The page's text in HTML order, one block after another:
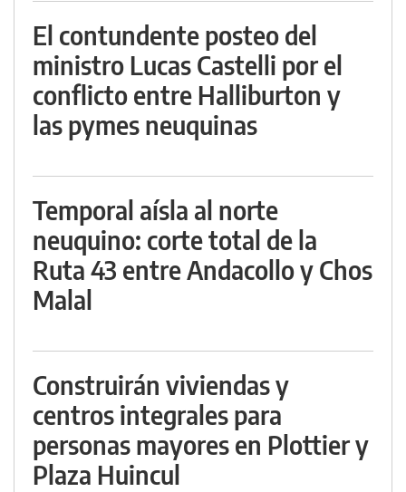
El contundente posteo del
ministro Lucas Castelli por el
conflicto entre Halliburton y
las pymes neuquinas
Temporal aísla al norte
neuquino: corte total de la
Ruta 43 entre Andacollo y Chos
Malal
Construirán viviendas y
centros integrales para
personas mayores en Plottier y
Plaza Huincul